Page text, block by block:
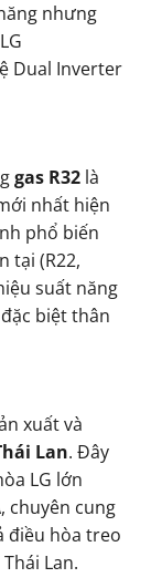
nhưng
Dual Inverter
gas R32 là
nhất hiện
phổ biến
tại (R22,
suất năng
biệt thân
xuất và
Lan. Đây
LG lớn
chuyên cung
điều hòa treo
Lan.